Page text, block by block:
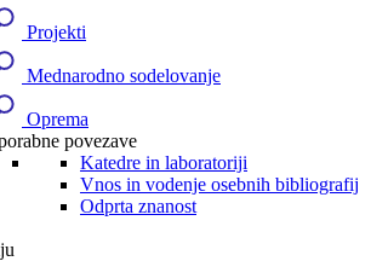
Projekti
Mednarodno sodelovanje
Oprema
povezave
Katedre in laboratoriji
Vnos in vodenje osebnih bibliografij
Odprta znanost